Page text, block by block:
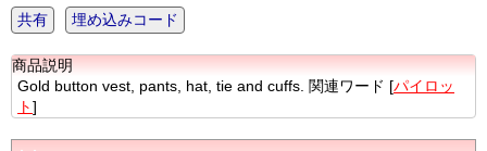
共有 埋め込みコード
商品説明
Gold button vest, pants, hat, tie and cuffs. 関連ワード [パイロッ
ト]